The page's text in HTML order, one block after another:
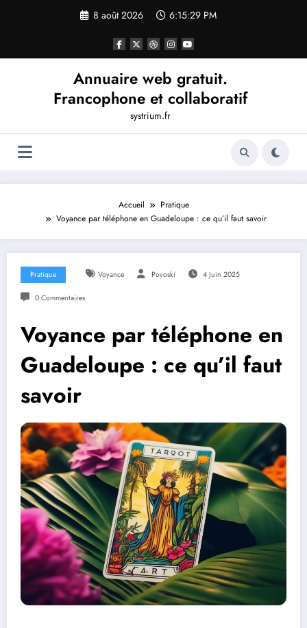
8 août 2026 6:15:30 PM
Annuaire web gratuit.
Francophone et collaboratif
systrium.fr
Accueil
Pratique
Voyance par téléphone en Guadeloupe : ce qu’il faut savoir
Pratique Voyance Povoski 4 Juin 2025
0 Commentaires
Voyance par téléphone en
Guadeloupe : ce qu’il faut
savoir